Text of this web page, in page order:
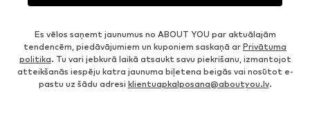
Es vēlos saņemt jaunumus no ABOUT YOU par aktuālajām
tendencēm, piedāvājumiem un kuponiem saskaņā ar Privātuma
politika. Tu vari jebkurā laikā atsaukt savu piekrišanu, izmantojot
atteikšanās iespēju katra jaunuma biļetena beigās vai nosūtot e-
pastu uz šādu adresi klientuapkalposana@aboutyou.lv.